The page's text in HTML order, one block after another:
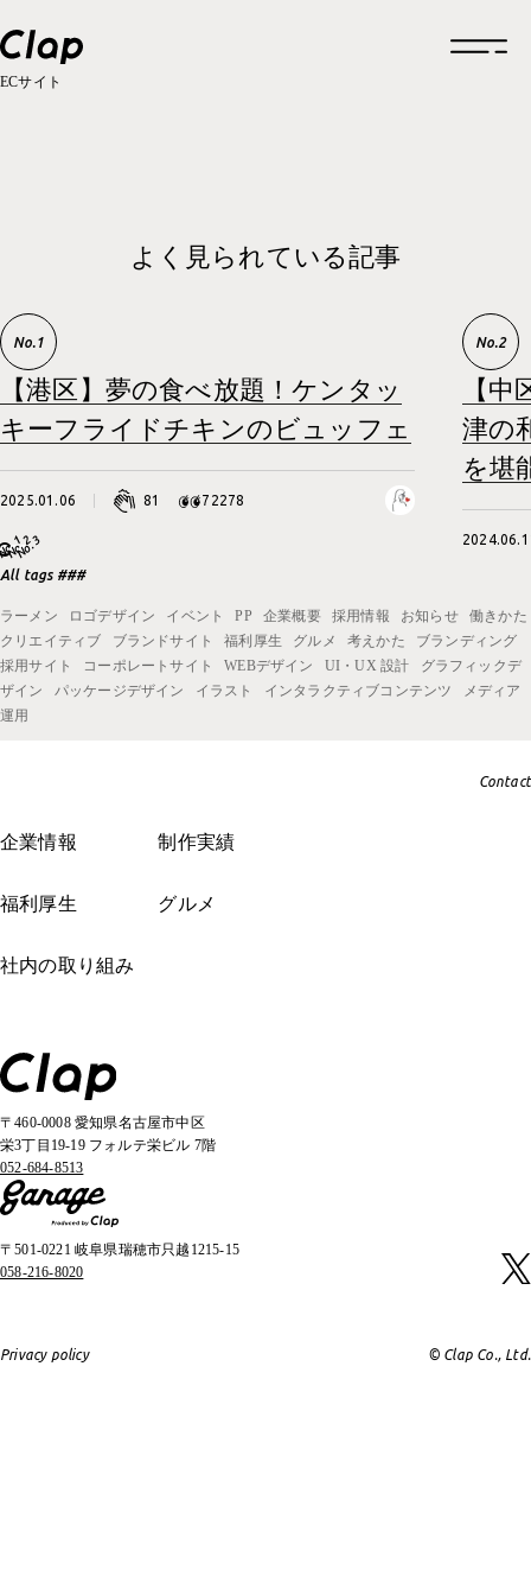
企業情報一覧
企業概要
採用情報
お知らせ
働きかた
制作実績一覧
ロゴデザイン
クリエイティブ
ブランドサイト
ブランディング
WEBデザイン
UI・UX 設計
メディア運用
福利厚生
福利厚生一覧
福利厚生
考えかた
グルメ
社内の取り組み
社内の取り組み一覧
イベント
PP
考えかた
ECサイト
よく見られている記事
【港区】夢の食べ放題！ケンタッ
キーフライドチキンのビュッフェ
2025.01.06 81 72278
【
津の
を堪
All tags ###
ラーメン ロゴデザイン イベント PP 企業概要 採用情報 お知らせ
働きかた
クリエイティブ
ブランドサイト 福利厚生 グルメ 考えかた
ブランディング
採用サイト
コーポレートサイト WEBデザイン UI・UX 設計
グラフィックデ
ザイン
パッケージデザイン イラスト インタラクティブコンテンツ
メディア
運用
〒460-0008 愛知県名古屋市中区
栄3丁目19-19 フォルテ栄ビル 7階
052-684-8513
〒501-0221 岐阜県瑞穂市只越1215-15
058-216-8020
企業情報 制作実績
福利厚生 グルメ
社内の取り組み
Contact
Privacy policy © Clap Co., Ltd.